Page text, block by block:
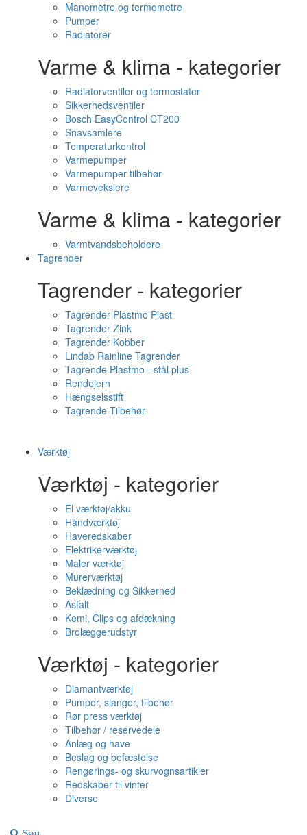
Manometre og termometre
Pumper
Radiatorer
Varme & klima - kategorier
Radiatorventiler og termostater
Sikkerhedsventiler
Bosch EasyControl CT200
Snavsamlere
Temperaturkontrol
Varmepumper
Varmepumper tilbehør
Varmevekslere
Varme & klima - kategorier
Varmtvandsbeholdere
Tagrender
Tagrender - kategorier
Tagrender Plastmo Plast
Tagrender Zink
Tagrender Kobber
Lindab Rainline Tagrender
Tagrende Plastmo - stål plus
Rendejern
Hængselsstift
Tagrende Tilbehør
Værktøj
Værktøj - kategorier
El værktøj/akku
Håndværktøj
Haveredskaber
Elektrikerværktøj
Maler værktøj
Murerværktøj
Beklædning og Sikkerhed
Asfalt
Kemi, Clips og afdækning
Brolæggerudstyr
Værktøj - kategorier
Diamantværktøj
Pumper, slanger, tilbehør
Rør press værktøj
Tilbehør / reservedele
Anlæg og have
Beslag og befæstelse
Rengørings- og skurvognsartikler
Redskaber til vinter
Diverse